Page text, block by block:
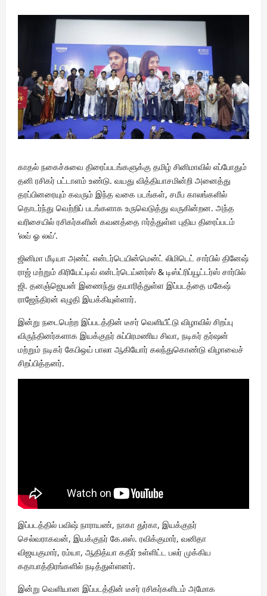
காதல் நகைச்சுவை திரைப்படங்களுக்கு தமிழ் சினிமாவில் எப்போதும்
தனி ரசிகர் பட்டாளம் உண்டு. வயது வித்தியாசமின்றி அனைத்து
தரப்பினரையும் கவரும் இந்த வகை படங்கள், சமீப காலங்களில்
தொடர்ந்து வெற்றிப் படங்களாக உருவெடுத்து வருகின்றன. அந்த
வரிசையில் ரசிகர்களின் கவனத்தை ஈர்த்துள்ள புதிய திரைப்படம்
‘லவ் ஓ லவ்’.
ஜினிமா மீடியா அண்ட் என்டர்டெயின்மென்ட் லிமிடெட் சார்பில் தினேஷ்
ராஜ் மற்றும் கிரியேட்டிவ் என்டர்டெய்னர்ஸ் & டிஸ்ட்ரிப்யூட்டர்ஸ் சார்பில்
ஜி. தனஞ்ஜெயன் இணைந்து தயாரித்துள்ள இப்படத்தை மகேஷ்
ராஜேந்திரன் எழுதி இயக்கியுள்ளார்.
இன்று நடைபெற்ற இப்படத்தின் டீசர் வெளியீட்டு விழாவில் சிறப்பு
விருந்தினர்களாக இயக்குநர் சுப்பிரமணிய சிவா, நடிகர் தர்ஷன்
மற்றும் நடிகர் கேபிஒய் பாலா ஆகியோர் கலந்துகொண்டு விழாவைச்
சிறப்பித்தனர்.
இப்படத்தில் பவிஷ் நாராயண், நாகா துர்கா, இயக்குநர்
செல்வராகவன், இயக்குநர் கே.எஸ். ரவிக்குமார், வனிதா
விஜயகுமார், ரம்யா, ஆதித்யா கதிர் உள்ளிட்ட பலர் முக்கிய
கதாபாத்திரங்களில் நடித்துள்ளனர்.
இன்று வெளியான இப்படத்தின் டீசர் ரசிகர்களிடம் அமோக